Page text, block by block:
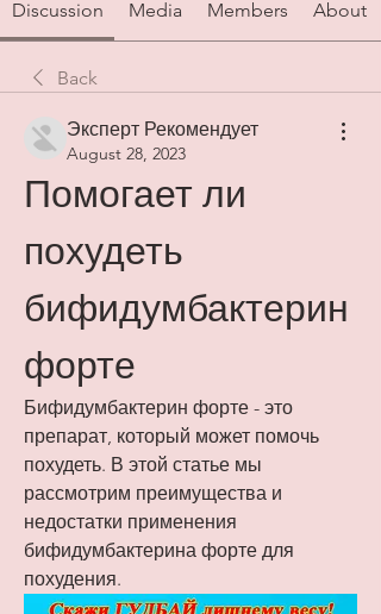
Discussion Media Members About
Back
Эксперт Рекомендует
August 28, 2023
Помогает ли
похудеть
бифидумбактерин
форте
Бифидумбактерин форте - это
препарат, который может помочь
похудеть. В этой статье мы
рассмотрим преимущества и
недостатки применения
бифидумбактерина форте для
похудения.